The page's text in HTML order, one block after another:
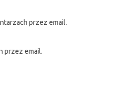
przez email.
przez email.